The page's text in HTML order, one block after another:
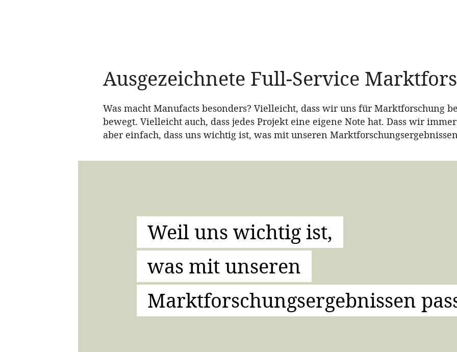
Ausgezeichnete Full-Service
Was macht Manufacts besonders? Vielleicht, dass wir uns für Marktforschung
bewegt. Vielleicht auch, dass jedes Projekt eine eigene Note hat. Dass wir
aber einfach, dass uns wichtig ist, was mit unseren
Weil uns wichtig ist,
was mit unseren
Marktforschungsergebnissen